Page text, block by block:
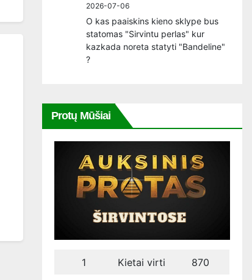
2026-07-06
O kas paaiskins kieno sklype bus
statomas "Sirvintu perlas" kur
kazkada noreta statyti "Bandeline"
?
Protų Mūšiai
1 Kietai virti 870